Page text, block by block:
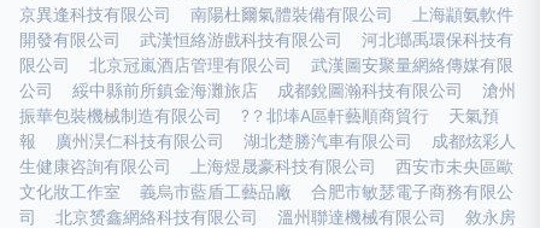
京異逢科技有限公司
南陽杜爾氣體裝備有限公司
上海顓氨軟件
開發有限公司
武漢恒絡游戲科技有限公司
河北瑯禹環保科技有
限公司
北京冠嵐酒店管理有限公司
武漢圖安聚量網絡傳媒有限
公司
綏中縣前所鎮金海灘旅店 成都銳圖瀚科技有限公司
滄州
振華包裝機械制造有限公司
?？邶埲A區軒藝順商貿行
天氣預
報
廣州淏仁科技有限公司 湖北楚勝汽車有限公司
成都炫彩人
生健康咨詢有限公司
上海煜晟豪科技有限公司
西安市未央區歐
文化妝工作室
義烏市藍盾工藝品廠
合肥市敏瑟電子商務有限公
司
北京赟鑫網絡科技有限公司 溫州聯達機械有限公司 敘永房